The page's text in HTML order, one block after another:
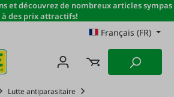
et découvrez de nombreux articles sympas
à des prix attractifs!
Français (FR)
Lutte antiparasitaire